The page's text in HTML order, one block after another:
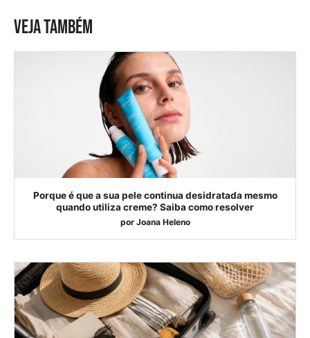
VEJA TAMBÉM
Porque é que a sua pele continua desidratada mesmo
quando utiliza creme? Saiba como resolver
por Joana Heleno